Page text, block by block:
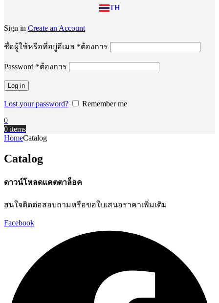
TH
ZH
Sign in Create an Account
ชื่อผู้ใช้หรือที่อยู่อีเมล *ต้องการ
Password *ต้องการ
Log in
Lost your password?
Remember me
0
0 items
HomeCatalog
Catalog
ดาวน์โหลดแคตตาล็อค
สนใจติดต่อสอบถามหรือขอใบเสนอราคาเพิ่มเติม
Facebook